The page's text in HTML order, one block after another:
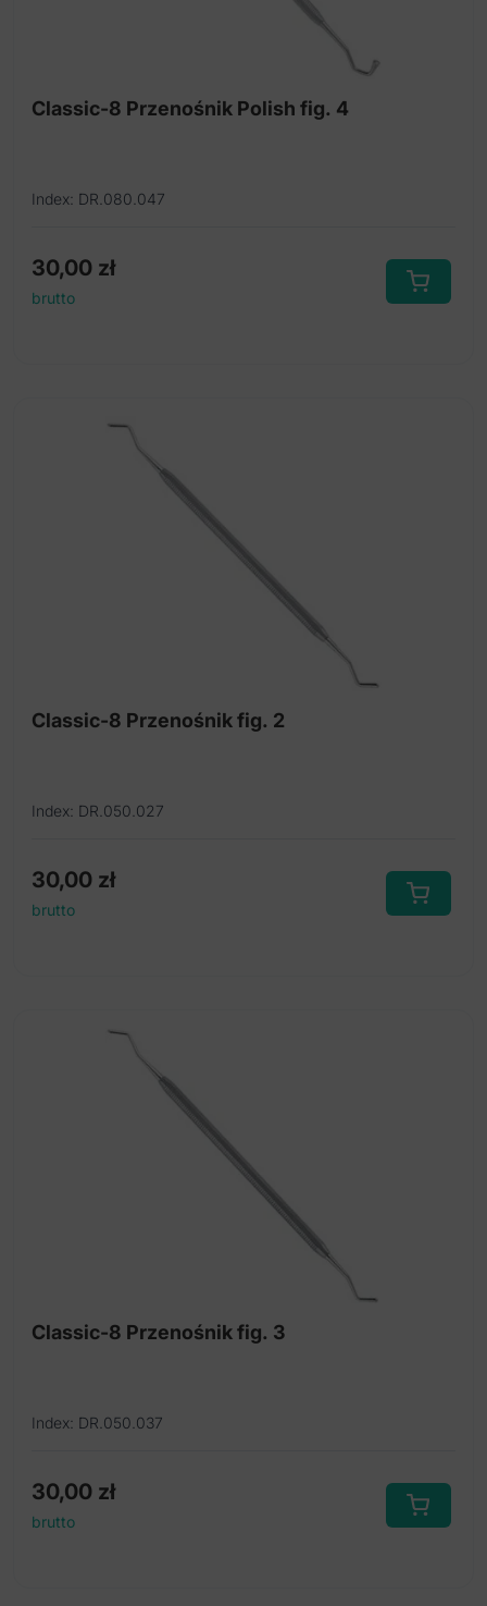
Classic-8 Przenośnik Polish fig. 4
Index: DR.080.047
30,00 zł
brutto
Classic-8 Przenośnik fig. 2
Index: DR.050.027
30,00 zł
brutto
Classic-8 Przenośnik fig. 3
Index: DR.050.037
30,00 zł
brutto